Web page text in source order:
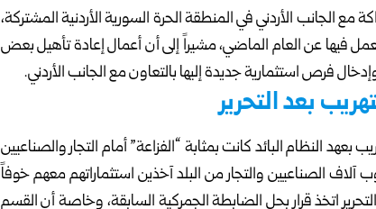
الجانب الأردني في المنطقة الحرة السورية الأردنية المشتركة،
فيها عن العام الماضي، مشيراً إلى أن أعمال إعادة تأهيل بعض
فرص استثمارية جديدة إليها بالتعاون مع الجانب الأردني.
بعد التحرير
النظام البائد كانت بمثابة “الفزاعة” أمام التجار والصناعيين
الصناعيين والتجار من البلد آخذين استثماراتهم معهم خوفاً
اتخذ قرار بحل الضابطة الجمركية السابقة، وخاصة أن القسم